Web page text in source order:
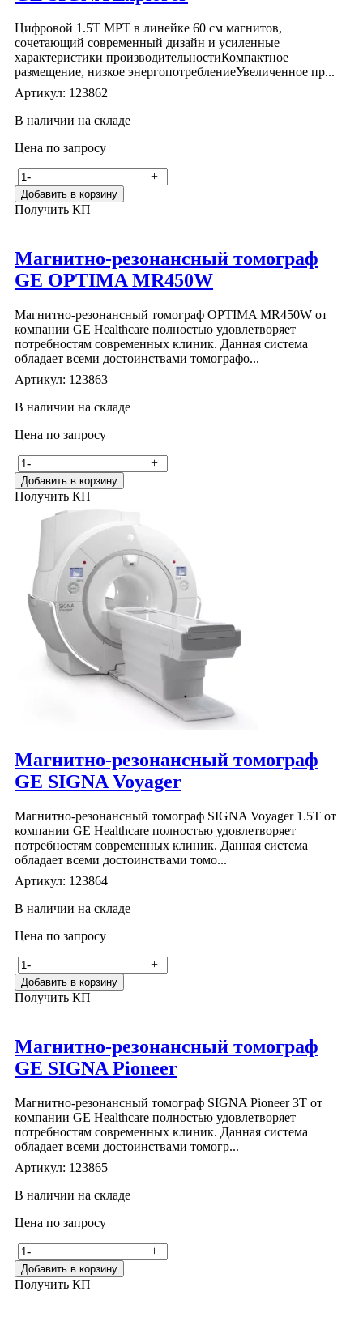
Цифровой 1.5Т МРТ в линейке 60 см магнитов,
сочетающий современный дизайн и усиленные
характеристики производительностиКомпактное
размещение, низкое энергопотреблениеУвеличенное пр...
Артикул: 123862
В наличии на складе
Цена по запросу
- +
Добавить в корзину
Получить КП
Магнитно-резонансный томограф
GE OPTIMA MR450W
Магнитно-резонансный томограф OPTIMA MR450W от
компании GE Healthcare полностью удовлетворяет
потребностям современных клиник. Данная система
обладает всеми достоинствами томографо...
Артикул: 123863
В наличии на складе
Цена по запросу
- +
Добавить в корзину
Получить КП
Магнитно-резонансный томограф
GE SIGNA Voyager
Магнитно-резонансный томограф SIGNA Voyager 1.5T от
компании GE Healthcare полностью удовлетворяет
потребностям современных клиник. Данная система
обладает всеми достоинствами томо...
Артикул: 123864
В наличии на складе
Цена по запросу
- +
Добавить в корзину
Получить КП
Магнитно-резонансный томограф
GE SIGNA Pioneer
Магнитно-резонансный томограф SIGNA Pioneer 3T от
компании GE Healthcare полностью удовлетворяет
потребностям современных клиник. Данная система
обладает всеми достоинствами томогр...
Артикул: 123865
В наличии на складе
Цена по запросу
- +
Добавить в корзину
Получить КП